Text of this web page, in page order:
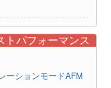
トパフォーマンス
ーションモードAFM